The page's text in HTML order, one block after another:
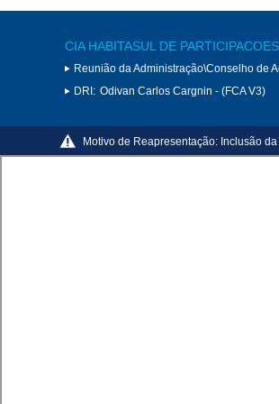
CIA HABITASUL DE PARTICIPACOES
Reunião da Administração\Conselho de
DRI: Odivan Carlos Cargnin - (FCA V3)
Motivo de Reapresentação: Inclusão